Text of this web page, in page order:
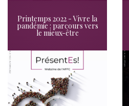
Printemps 2022 - Vivre la
pandémie : parcours vers
le mieux-être